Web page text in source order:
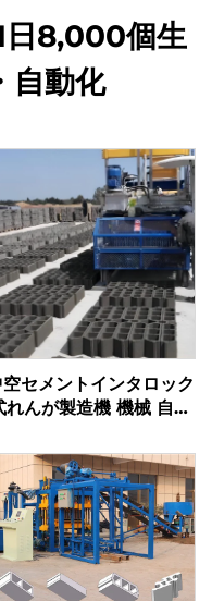
日8,000個生
自動化
セメントインタロック
れんが製造機 機械 自動
ク製造機